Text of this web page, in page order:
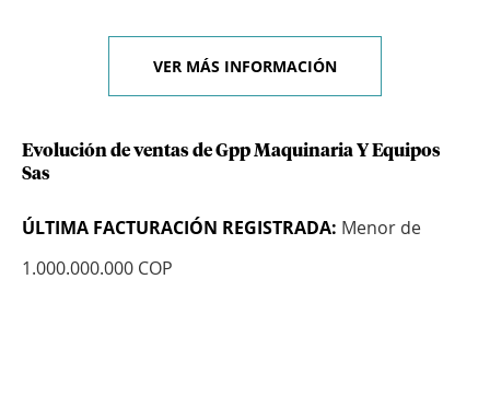
VER MÁS INFORMACIÓN
Evolución de ventas de Gpp Maquinaria Y Equipos
Sas
ÚLTIMA FACTURACIÓN REGISTRADA: Menor de
1.000.000.000 COP